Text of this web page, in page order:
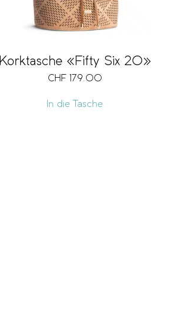
Korktasche «Fifty Six 20»
CHF 179.00
In die Tasche